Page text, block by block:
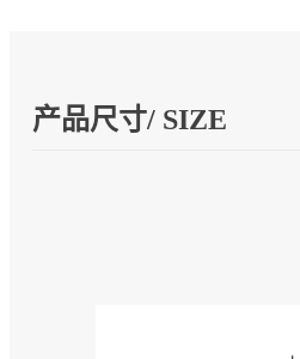
产品尺寸/ SIZE